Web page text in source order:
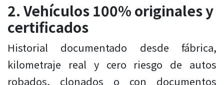
2. Vehículos 100% originales y
certificados
Historial documentado desde fábrica,
kilometraje real y cero riesgo de autos
robados, clonados o con documentos